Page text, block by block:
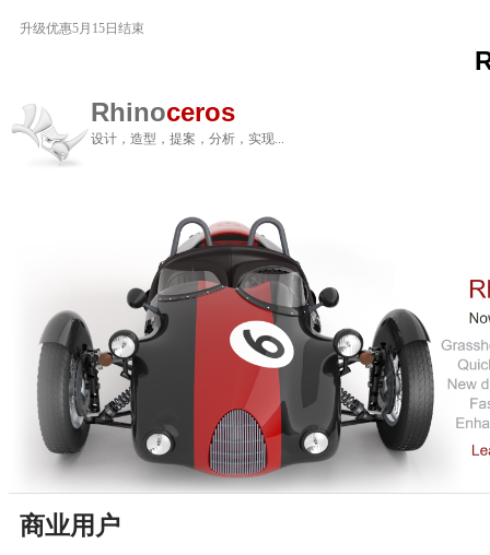
升级优惠5月15日结束
Rhinoceros
设计，造型，提案，分析，实现...
商业用户